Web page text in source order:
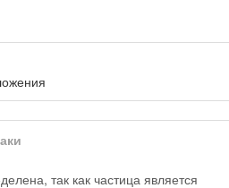
так как частица является